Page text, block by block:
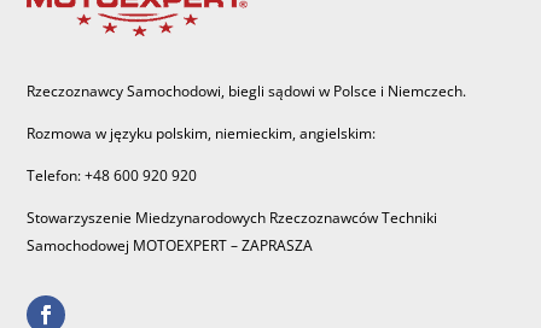
Rzeczoznawcy Samochodowi, biegli sądowi w Polsce i Niemczech.
Rozmowa w języku polskim, niemieckim, angielskim:
Telefon: +48 600 920 920
Stowarzyszenie Miedzynarodowych Rzeczoznawców Techniki
Samochodowej MOTOEXPERT – ZAPRASZA